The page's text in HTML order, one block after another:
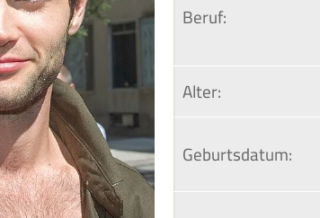
Beruf:
Alter:
Geburtsdatum: